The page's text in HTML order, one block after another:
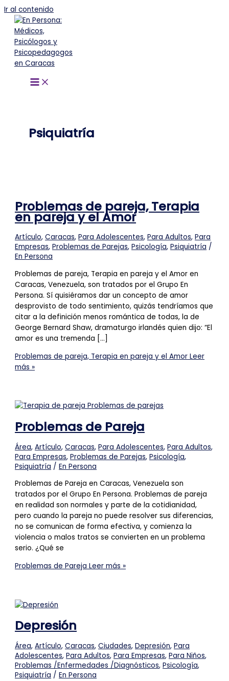
Ir al contenido
Psiquiatría
Problemas de pareja, Terapia
en pareja y el Amor
Artículo,Caracas,Para Adolescentes,Para Adultos,Para
Empresas,Problemas de Parejas,Psicología,Psiquiatría /
En Persona
Problemas de pareja, Terapia en pareja y el Amor en
Caracas, Venezuela, son tratados por el Grupo En
Persona. Sí quisiéramos dar un concepto de amor
desprovisto de todo sentimiento, quizás tendríamos que
citar a la definición menos romántica de todas, la de
George Bernard Shaw, dramaturgo irlandés quien dijo: “El
amor es una tremenda […]
Problemas de pareja, Terapia en pareja y el Amor Leer
más »
Problemas de Pareja
Área,Artículo,Caracas,Para Adolescentes,Para Adultos,
Para Empresas,Problemas de Parejas,Psicología,
Psiquiatría /En Persona
Problemas de Pareja en Caracas, Venezuela son
tratados por el Grupo En Persona. Problemas de pareja
en realidad son normales y parte de la cotidianidad,
pero cuando la pareja no puede resolver sus diferencias,
no se comunican de forma efectiva, y comienza la
violencia o malos tratos se convierten en un problema
serio. ¿Qué se
Problemas de Pareja Leer más »
Depresión
Área,Artículo,Caracas,Ciudades,Depresión,Para
Adolescentes,Para Adultos,Para Empresas,Para Niños,
Problemas /Enfermedades /Diagnósticos,Psicología,
Psiquiatría /En Persona